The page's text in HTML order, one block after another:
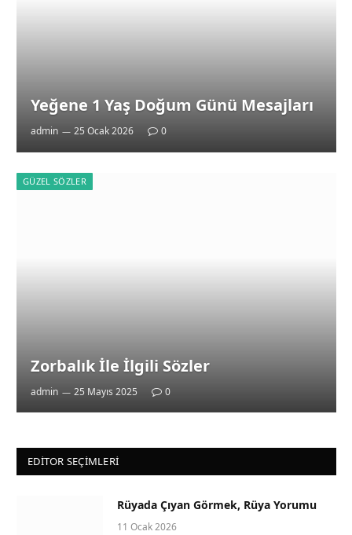
Yeğene 1 Yaş Doğum Günü Mesajları
admin 25 Ocak 2026 0
GÜZEL SÖZLER
Zorbalık İle İlgili Sözler
admin 25 Mayıs 2025 0
EDITOR SEÇIMLERI
Rüyada Çıyan Görmek, Rüya Yorumu
11 Ocak 2026